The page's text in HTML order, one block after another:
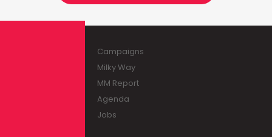
Campaigns
Milky Way
MM Report
Agenda
Jobs